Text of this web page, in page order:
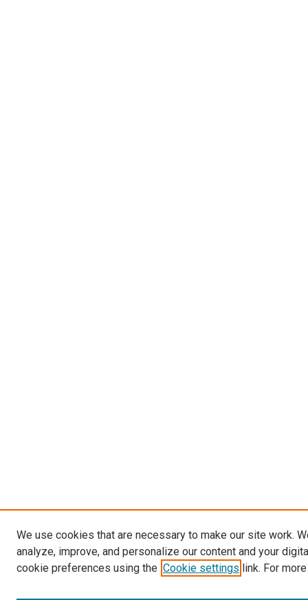
We use cookies that are necessary to make our site work.
analyze, improve, and personalize our content and your
cookie preferences using the Cookie settings link. For